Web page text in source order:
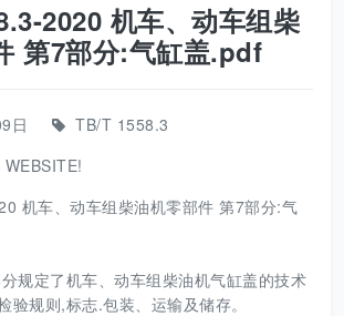
2020 机车、动车组柴
第7部分:气缸盖.pdf
日
TB/T 1558.3
机车、动车组柴油机零部件 第7部分:气
规定了机车、动车组柴油机气缸盖的技术
验规则,标志.包装、运输及储存。